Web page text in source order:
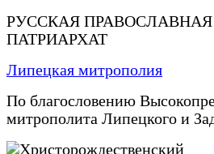
РУССКАЯ
ПАТРИАРХАТ
Липецкая митрополия
По благословению
митрополита Липецкого и